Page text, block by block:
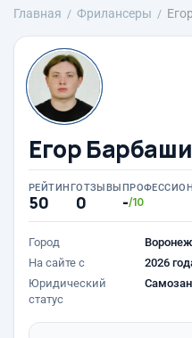
Главная Фрилансеры
Егор
РЕЙТИНГ
50
ОТЗЫВЫ
0 -/10
Город
Воронеж
На сайте с
2026
Юридический
статус